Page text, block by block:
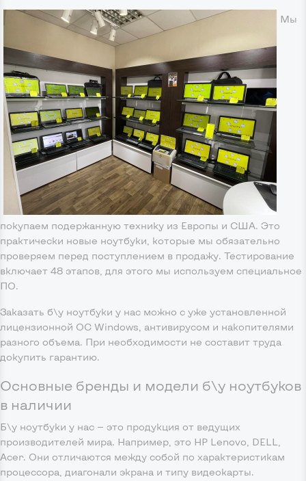
Мы
покупаем подержанную технику из Европы и США. Это
практически новые ноутбуки, которые мы обязательно
проверяем перед поступлением в продажу. Тестирование
включает 48 этапов, для этого мы используем специальное
ПО.
Заказать б\у ноутбуки у нас можно с уже установленной
лицензионной ОС Windows, антивирусом и накопителями
разного объема. При необходимости не составит труда
докупить гарантию.
Основные бренды и модели б\у ноутбуков
в наличии
Б\у ноутбуки у нас — это продукция от ведущих
производителей мира. Например, это HP Lenovo, DELL,
Acer. Они отличаются между собой по характеристикам
процессора, диагонали экрана и типу видеокарты.